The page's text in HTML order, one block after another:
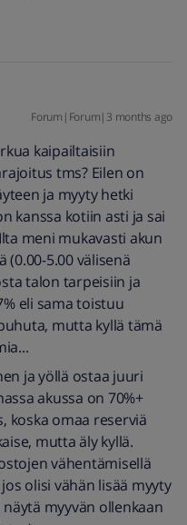
Forum|Forum|3 months ago
kaipailtaisiin
tms? Eilen on
ja myyty hetki
kanssa kotiin asti ja sai
meni mukavasti akun
5.00 välisenä
talon tarpeisiin ja
eli sama toistuu
mutta kyllä tämä
ja yöllä ostaa juuri
akussa on 70%+
koska omaa reserviä
mutta äly kyllä.
vähentämisellä
olisi vähän lisää myyty
myyvän ollenkaan